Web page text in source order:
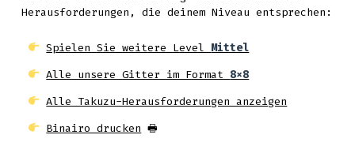
Herausforderungen, die deinem Niveau entsprechen:
Spielen Sie weitere Level Mittel
Alle unsere Gitter im Format 8x8
Alle Takuzu-Herausforderungen anzeigen
Binairo drucken 🖶